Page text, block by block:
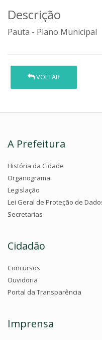
Descrição
Pauta - Plano Municipal
VOLTAR
A Prefeitura
História da Cidade
Organograma
Legislação
Lei Geral de Proteção de
Secretarias
Cidadão
Concursos
Ouvidoria
Portal da Transparência
Imprensa